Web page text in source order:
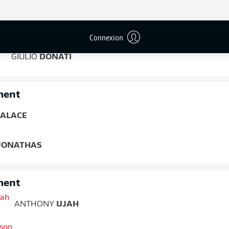
Connexion
GIULIO DONATI
ANTHONY UJAH